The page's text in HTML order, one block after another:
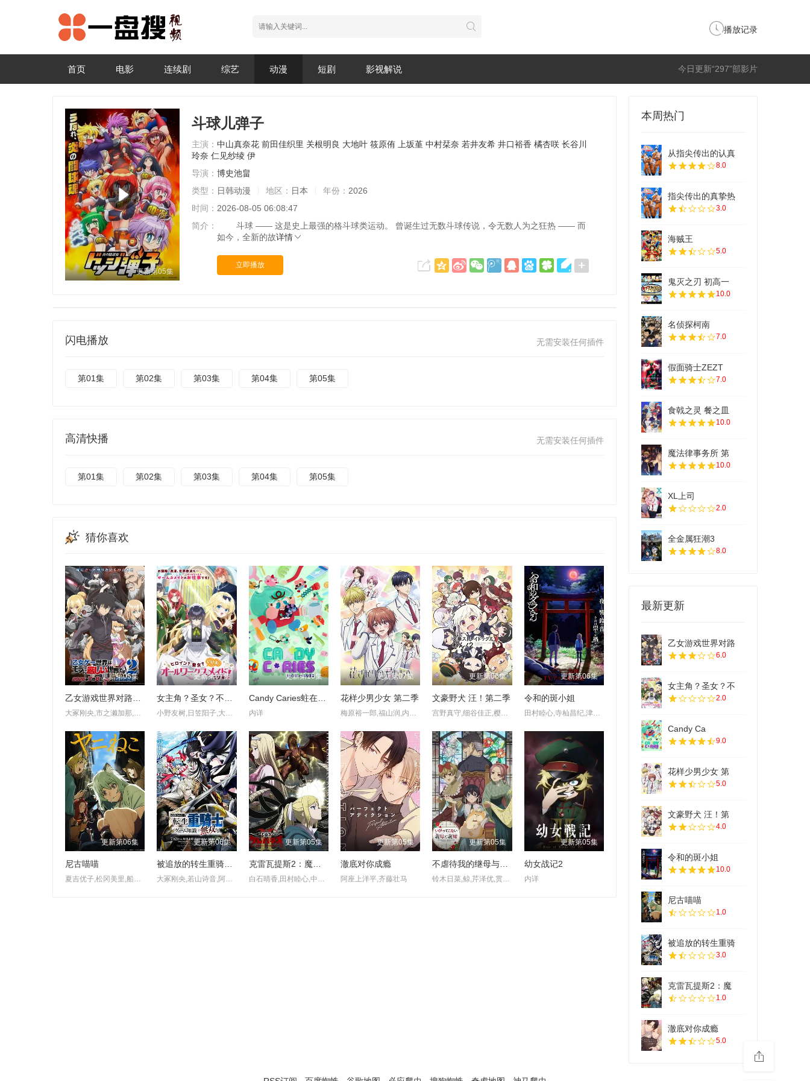
播放记录
今日更新“297”部影片
首页 电影 连续剧 综艺 动漫 短剧 影视解说
更新第05集
斗球儿弹子
主演： 中山真奈花 前田佳织里 关根明良 大地叶 筱原侑 上坂堇 中村栞奈 若井友希 井口裕香 橘杏咲 长谷川
玲奈 仁见纱绫 伊
导演： 博史池畠
类型： 日韩动漫 地区： 日本 年份： 2026
时间： 2026-08-05 06:08:47
简介：
斗球 —— 这是史上最强的格斗球类运动。 曾诞生过无数斗球传说，令无数人为之狂热 —— 而
如今，全新的故详情
立即播放
无需安装任何插件
闪电播放
第01集 第02集 第03集 第04集 第05集
无需安装任何插件
高清快播
第01集 第02集 第03集 第04集 第05集
猜你喜欢
更新第05集
乙女游戏世界对路人角色很不友好 第二季
大冢刚央,市之濑加那,菲鲁兹·蓝,石田彰,佐仓绫音,铃村健一,鸟海浩辅,立花慎之介,游佐浩二,桧山修之,竹内顺子,大原沙耶香,雨宫天,小仓唯,宇垣秀成,黑田崇矢
更新第07集
女主角？圣女？不，我是杂役女仆（自豪）
小野友树,日笠阳子,大久保瑠美,堀江瞬,天崎滉平,仲村宗悟,宫本侑芽
更新第16集
Candy Caries蛀在糖糖里
内详
更新第07集
花样少男少女 第二季
梅原裕一郎,福山润,内山昂辉,八代拓,日野聪,驹田航,川岛零士,夏吉优子,西山宏太朗,山根绮,户谷菊之介,古屋亚南
更新第06集
文豪野犬 汪！第二季
宫野真守,细谷佳正,樱井孝宏,诸星堇,石田彰,子安武人,森川智之,福山润,梶裕贵,花泽香菜,大塚明夫,小野贤章,植田佳奈,小市真琴,谷山纪章,草尾毅,阿座上洋平,千叶翔也,林勇,上村祐翔
更新第06集
令和的斑小姐
田村睦心,寺杣昌纪,津田美波,寺泽百花
更新第06集
尼古喵喵
夏吉优子,松冈美里,船户百合绘,清水彩香,井泽诗织,明智璃子,稻田彻
更新第06集
大冢刚央,若山诗音,阿部菜摘子
更新第05集
白石晴香,田村睦心,中村悠一,黑田崇矢,潘惠美,杉田智和,会泽纱弥,黑泽朋世,关智一,梅田修一朗,菊池由莉奈,橘龙丸,铃木崚汰,峰田大梦,久野美咲,西山宏太朗,关根明良,佐野史郎
更新第05集
澈底对你成瘾
阿座上洋平,齐藤壮马
更新第05集
铃木日菜,鲸,芹泽优,贯井柚佳,麦穗杏菜,根本京里,内山夕实,市道真央
更新第05集
幼女战记2
内详
本周热门
从指尖传出的认真
8.0
指尖传出的真挚热
3.0
海贼王
5.0
鬼灭之刃 初高一
10.0
名侦探柯南
7.0
假面骑士ZEZT
7.0
食戟之灵 餐之皿
10.0
魔法律事务所 第
10.0
XL上司
2.0
全金属狂潮3
8.0
最新更新
乙女游戏世界对路
6.0
女主角？圣女？不
2.0
Candy Ca
9.0
花样少男少女 第
5.0
文豪野犬 汪！第
4.0
令和的斑小姐
10.0
尼古喵喵
1.0
被追放的转生重骑
3.0
克雷瓦提斯2：魔
1.0
澈底对你成瘾
5.0